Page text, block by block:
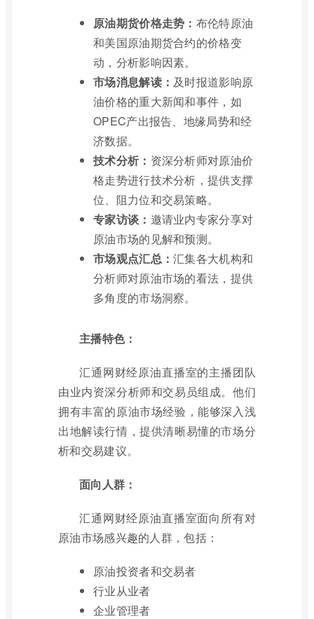
原油期货价格走势： 布伦特原油
和美国原油期货合约的价格变
动，分析影响因素。
市场消息解读： 及时报道影响原
油价格的重大新闻和事件，如
OPEC产出报告、地缘局势和经
济数据。
技术分析： 资深分析师对原油价
格走势进行技术分析，提供支撑
位、阻力位和交易策略。
专家访谈： 邀请业内专家分享对
原油市场的见解和预测。
市场观点汇总：汇集各大机构和
分析师对原油市场的看法，提供
多角度的市场洞察。
主播特色：
汇通网财经原油直播室的主播团队
由业内资深分析师和交易员组成。他们
拥有丰富的原油市场经验，能够深入浅
出地解读行情，提供清晰易懂的市场分
析和交易建议。
面向人群：
汇通网财经原油直播室面向所有对
原油市场感兴趣的人群，包括：
原油投资者和交易者
行业从业者
企业管理者